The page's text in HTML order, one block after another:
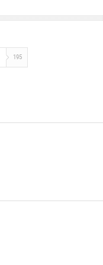
195